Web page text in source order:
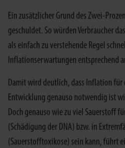
Ein zusätzlicher Grund des Zwei-
geschuldet. So würden Verbraucher
als einfach zu verstehende Regel
Inflationserwartungen entsprechend
Damit wird deutlich, dass Inflation
Entwicklung genauso notwendig ist
Doch genauso wie zu viel Sauerstoff
(Schädigung der DNA) bzw. in
(Sauerstofftoxikose) sein kann, führt